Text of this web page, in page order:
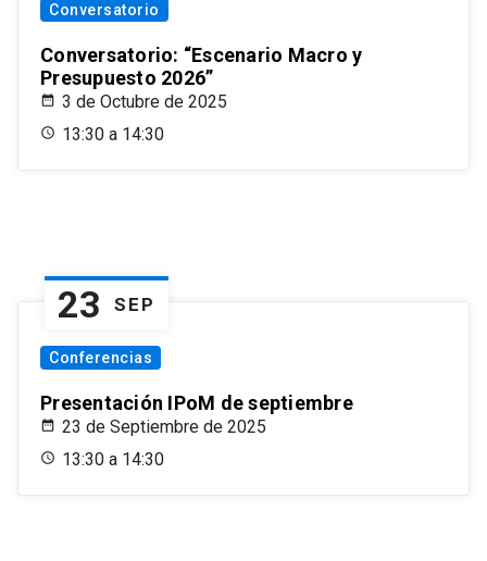
Conversatorio
Conversatorio: “Escenario Macro y
Presupuesto 2026”
3 de Octubre de 2025
13:30 a 14:30
23 SEP
Conferencias
Presentación IPoM de septiembre
23 de Septiembre de 2025
13:30 a 14:30